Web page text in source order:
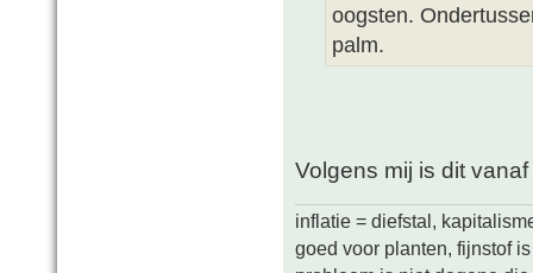
oogsten.
palm.
Volgens mij is dit
inflatie = diefstal,
goed voor planten, fijnstof